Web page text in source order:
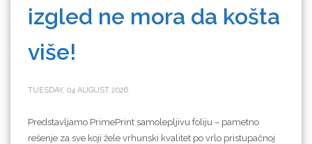
izgled ne mora da košta
više!
TUESDAY, 04 AUGUST 2026
Predstavljamo PrimePrint samolepljivu foliju – pametno
rešenje za sve koji žele vrhunski kvalitet po vrlo pristupačnoj